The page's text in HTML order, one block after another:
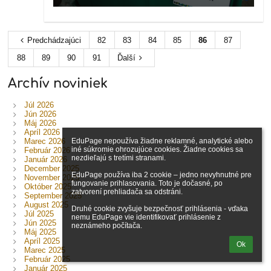
EduPage nepoužíva žiadne reklamné, analytické alebo
iné súkromie ohrozujúce cookies. Žiadne cookies sa
nezdieľajú s tretími stranami.
EduPage používa iba 2 cookie – jedno nevyhnutné pre
fungovanie prihlasovania. Toto je dočasné, po
zatvorení prehliadača sa odstráni.
Druhé cookie zvyšuje bezpečnosť prihlásenia - vďaka
nemu EduPage vie identifikovať prihlásenie z
neznámeho počítača.
Ok
Predchádzajúci 82 83 84 85 86
87
88
89 90 91 Ďalší
Archív noviniek
Júl 2026
Jún 2026
Máj 2026
Apríl 2026
Marec 2026
Február 2026
Január 2026
December 2025
November 2025
Október 2025
September 2025
August 2025
Júl 2025
Jún 2025
Máj 2025
Apríl 2025
Marec 2025
Február 2025
Január 2025